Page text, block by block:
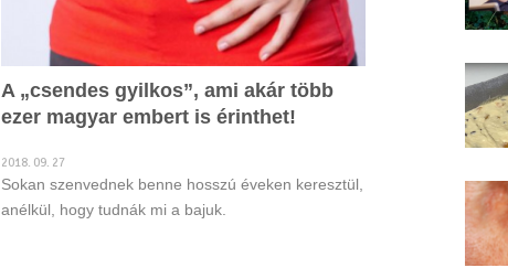
A „csendes gyilkos”, ami akár több
ezer magyar embert is érinthet!
2018. 09. 27
Sokan szenvednek benne hosszú éveken keresztül,
anélkül, hogy tudnák mi a bajuk.